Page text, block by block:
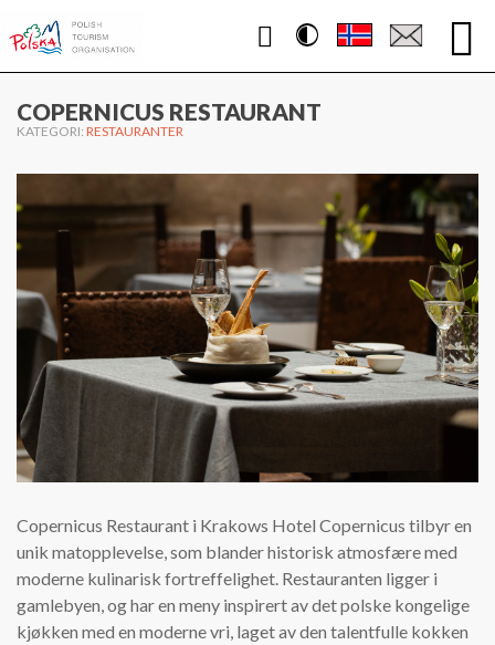
Contrast
WWW.POLEN.TRAVEL
COPERNICUS RESTAURANT
KATEGORI: RESTAURANTER
Copernicus Restaurant i Krakows Hotel Copernicus tilbyr en
unik matopplevelse, som blander historisk atmosfære med
moderne kulinarisk fortreffelighet. Restauranten ligger i
gamlebyen, og har en meny inspirert av det polske kongelige
kjøkken med en moderne vri, laget av den talentfulle kokken